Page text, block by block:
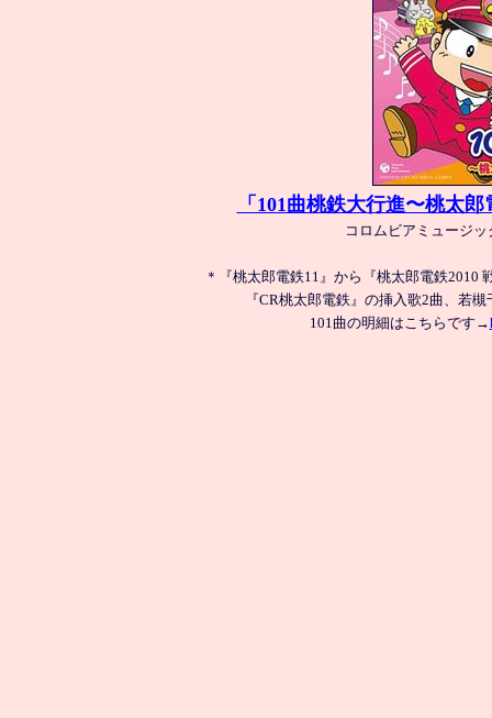
「101曲桃鉄大行進〜桃太
コロムビアミュージ
＊『桃太郎電鉄11』から『桃太郎電鉄2010
『CR桃太郎電鉄』の挿入歌2曲、若
101曲の明細はこちらです→